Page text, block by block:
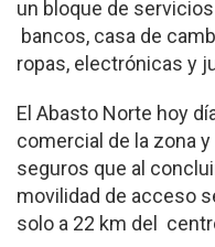
un bloque de
bancos, casa de
ropas, electrónicas y
El Abasto Norte hoy
comercial de la zona
seguros que al
movilidad de acceso
solo a 22 km del